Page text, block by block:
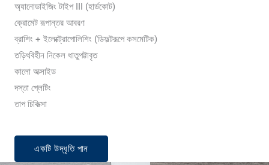
অ্যানোডাইজিং টাইপ III (হার্ডকোট)
ক্রোমেট রূপান্তর আবরণ
ব্রাশিং + ইলেক্ট্রোপোলিশিং (ডিফল্টরূপে কসমেটিক)
তড়িৎবিহীন নিকেল ধাতুপট্টাবৃত
কালো অক্সাইড
দস্তা প্লেটিং
তাপ চিকিত্সা
একটি উদ্ধৃতি পান